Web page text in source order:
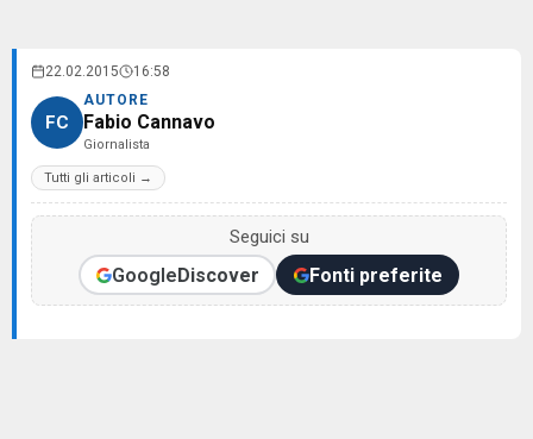
22.02.2015 16:58
FC
AUTORE
Fabio Cannavo
Giornalista
Tutti gli articoli →
Seguici su
GoogleDiscover Fonti preferite